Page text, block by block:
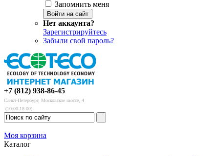
Запомнить меня
Нет аккаунта?
Зарегистрируйтесь
Забыли свой пароль?
+7 (812) 938-86-45
Санкт-Петербург, Московское шоссе, 4
(10:00-18:00)
Моя корзина
Каталог